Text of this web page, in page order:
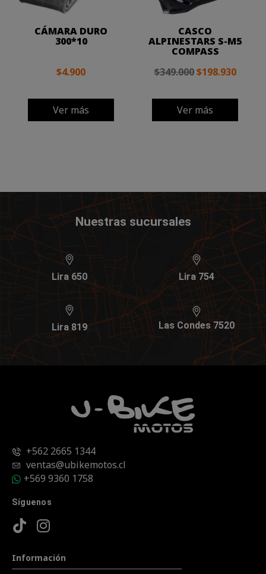
CÁMARA DURO
300*10
$4.900
Ver más
CASCO
ALPINESTARS S-M5
COMPASS
$349.000 $198.930
Ver más
Nuestras sucursales
Lira 650 Lira 754
Lira 819 Las Condes 7520
+562 2665 1344
ventas@ubikemotos.cl
+569 9360 1758
Síguenos
Información